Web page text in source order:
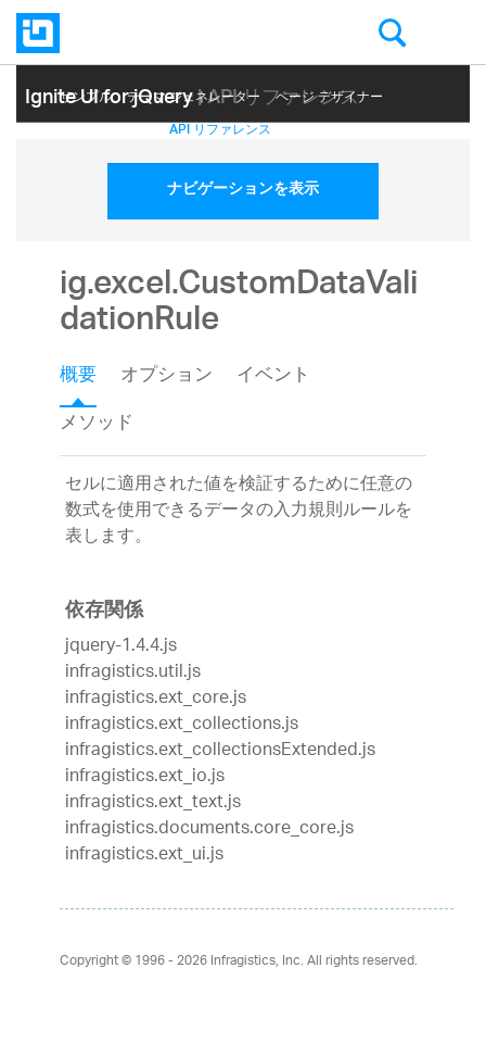
Ignite UI for jQuery| API リファレンス
サンプル テーマ ジェネレーター ページ デザイナー
ヘルプ トピック API リファレンス
ナビゲーションを表示
ig.excel.CustomDataVali
dationRule
概要 オプション
イベント
メソッド
セルに適用された値を検証するために任意の
数式を使用できるデータの入力規則ルールを
表します。
依存関係
jquery-1.4.4.js
infragistics.util.js
infragistics.ext_core.js
infragistics.ext_collections.js
infragistics.ext_collectionsExtended.js
infragistics.ext_io.js
infragistics.ext_text.js
infragistics.documents.core_core.js
infragistics.ext_ui.js
Copyright © 1996 - 2026Infragistics, Inc. All rights reserved.